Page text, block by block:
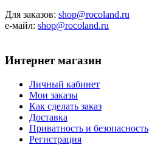
Для заказов: shop@rocoland.ru
е-майл: shop@rocoland.ru
Интернет магазин
Личный кабинет
Мои заказы
Как сделать заказ
Доставка
Приватность и безопасность
Регистрация